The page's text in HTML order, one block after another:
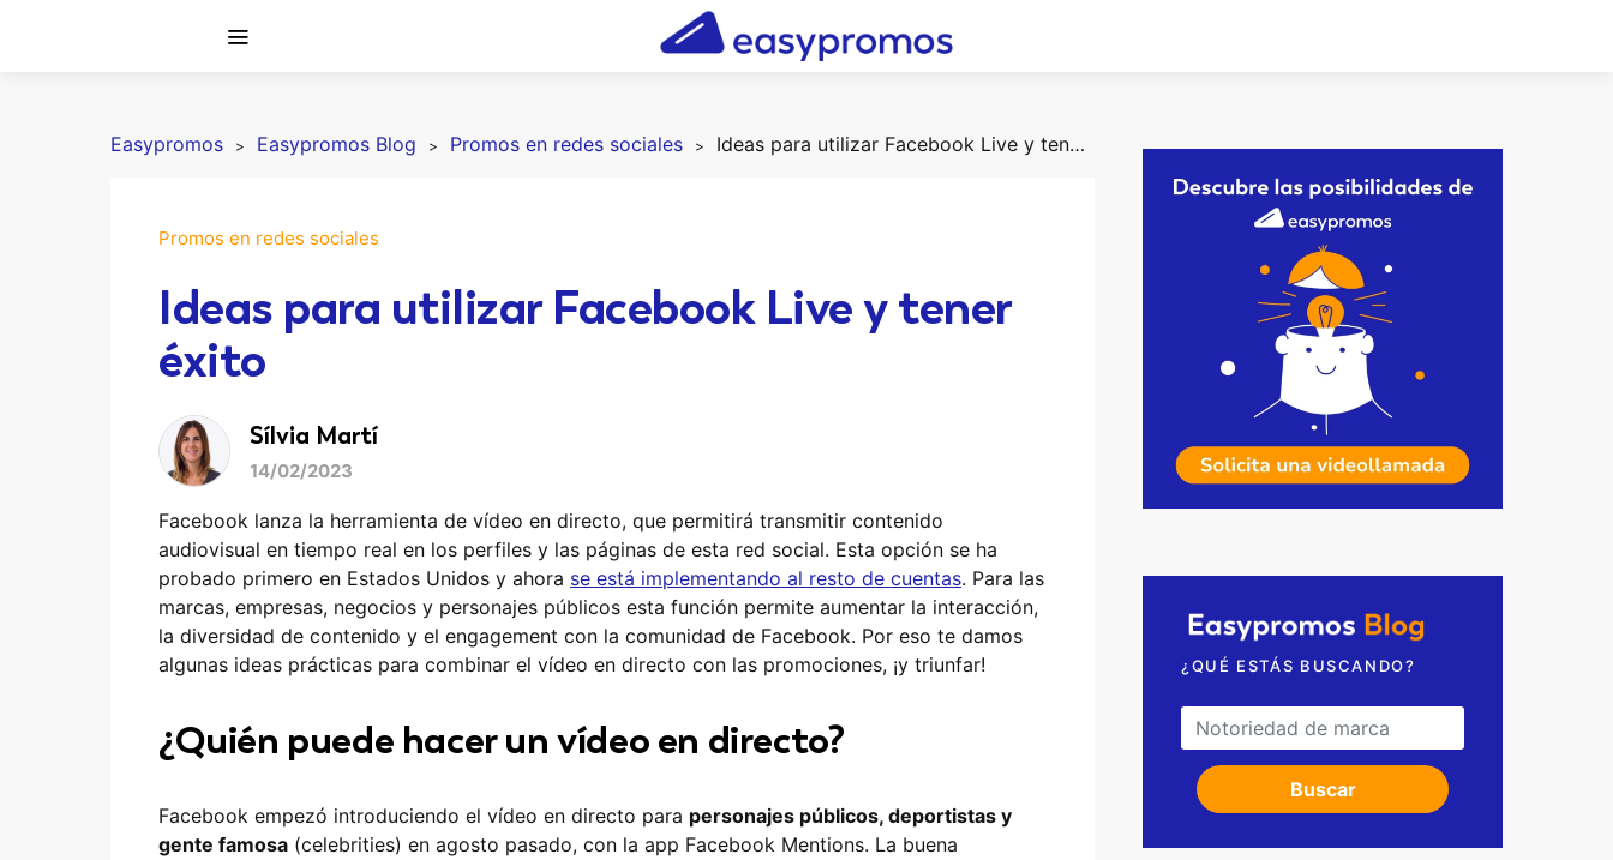
Easypromos Easypromos Blog Promos en redes sociales Ideas para utilizar Facebook Live y tener un streaming exitoso
Promos en redes sociales
Ideas para utilizar Facebook Live y tener
éxito
Sílvia Martí
14/02/2023
Facebook lanza la herramienta de vídeo en directo, que permitirá transmitir contenido
audiovisual en tiempo real en los perfiles y las páginas de esta red social. Esta opción se ha
probado primero en Estados Unidos y ahora se está implementando al resto de cuentas. Para las
marcas, empresas, negocios y personajes públicos esta función permite aumentar la interacción,
la diversidad de contenido y el engagement con la comunidad de Facebook. Por eso te damos
algunas ideas prácticas para combinar el vídeo en directo con las promociones, ¡y triunfar!
¿Quién puede hacer un vídeo en directo?
Facebook empezó introduciendo el vídeo en directo para personajes públicos, deportistas y
gente famosa (celebrities) en agosto pasado, con la app Facebook Mentions. La buena
¿QUÉ ESTÁS BUSCANDO?
Search for:
Buscar